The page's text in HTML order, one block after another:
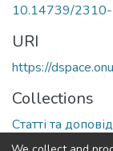
10.14739/
URI
https://
Collections
Статті та